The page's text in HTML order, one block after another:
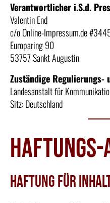
Verantwortlicher i.S.d.
Valentin End
c/o Online-Impressum.de
Europaring 90
53757 Sankt Augustin
Zuständige Regulierungs-
Landesanstalt für
Sitz: Deutschland
Haftung für